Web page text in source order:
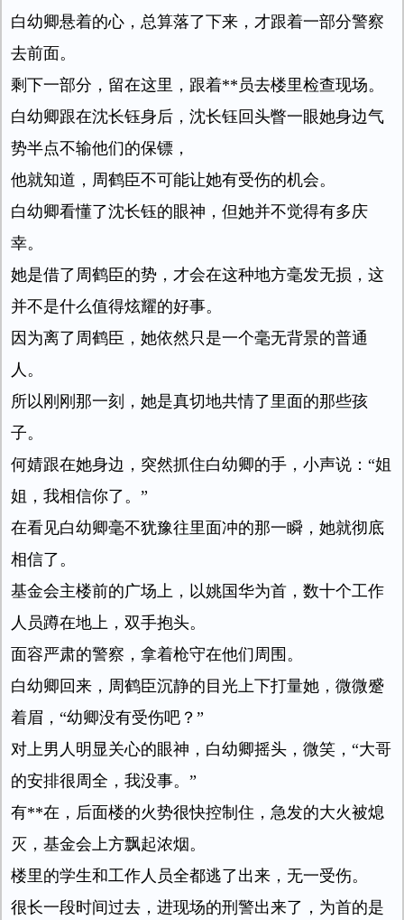
白幼卿悬着的心，总算落了下来，才跟着一部分警察
去前面。
剩下一部分，留在这里，跟着**员去楼里检查现场。
白幼卿跟在沈长钰身后，沈长钰回头瞥一眼她身边气
势半点不输他们的保镖，
他就知道，周鹤臣不可能让她有受伤的机会。
白幼卿看懂了沈长钰的眼神，但她并不觉得有多庆
幸。
她是借了周鹤臣的势，才会在这种地方毫发无损，这
并不是什么值得炫耀的好事。
因为离了周鹤臣，她依然只是一个毫无背景的普通
人。
所以刚刚那一刻，她是真切地共情了里面的那些孩
子。
何婧跟在她身边，突然抓住白幼卿的手，小声说：“姐
姐，我相信你了。”
在看见白幼卿毫不犹豫往里面冲的那一瞬，她就彻底
相信了。
基金会主楼前的广场上，以姚国华为首，数十个工作
人员蹲在地上，双手抱头。
面容严肃的警察，拿着枪守在他们周围。
白幼卿回来，周鹤臣沉静的目光上下打量她，微微蹙
着眉，“幼卿没有受伤吧？”
对上男人明显关心的眼神，白幼卿摇头，微笑，“大哥
的安排很周全，我没事。”
有**在，后面楼的火势很快控制住，急发的大火被熄
灭，基金会上方飘起浓烟。
楼里的学生和工作人员全都逃了出来，无一受伤。
很长一段时间过去，进现场的刑警出来了，为首的是